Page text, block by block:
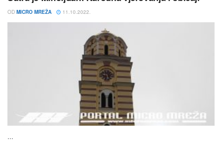
OD MICRO MREŽA 11.10.2022.
...